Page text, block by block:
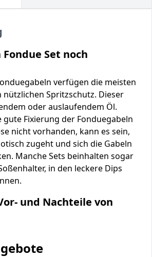
Set noch
verfügen die meisten
nützlichen Spritzschutz. Dieser
oder auslaufendem Öl.
gute Fixierung der Fonduegabeln
nicht vorhanden, kann es sein,
zugeht und sich die Gabeln
Manche Sets beinhalten sogar
in den leckere Dips
und Nachteile von